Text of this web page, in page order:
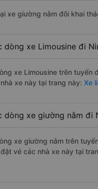
xe giường nằm đôi khai
xe Limousine đi
xe Limousine trên tuyến
xe này tại trang này: Xe
dòng xe giường nằm đi
xe giường nằm trên
vé các nhà xe này tại